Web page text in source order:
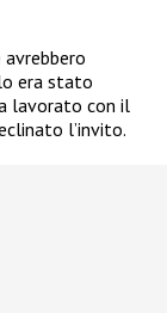
avrebbero
era stato
lavorato con il
l’invito.